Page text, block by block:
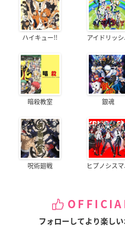
ハイキュー!! アイドリッ
暗殺教室 銀魂
呪術廻戦 ヒプノシス
フォローしてより楽しい